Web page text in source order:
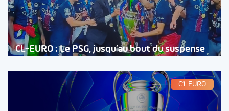
CL-EURO : Le PSG, jusqu’au bout du suspense
C1-EURO